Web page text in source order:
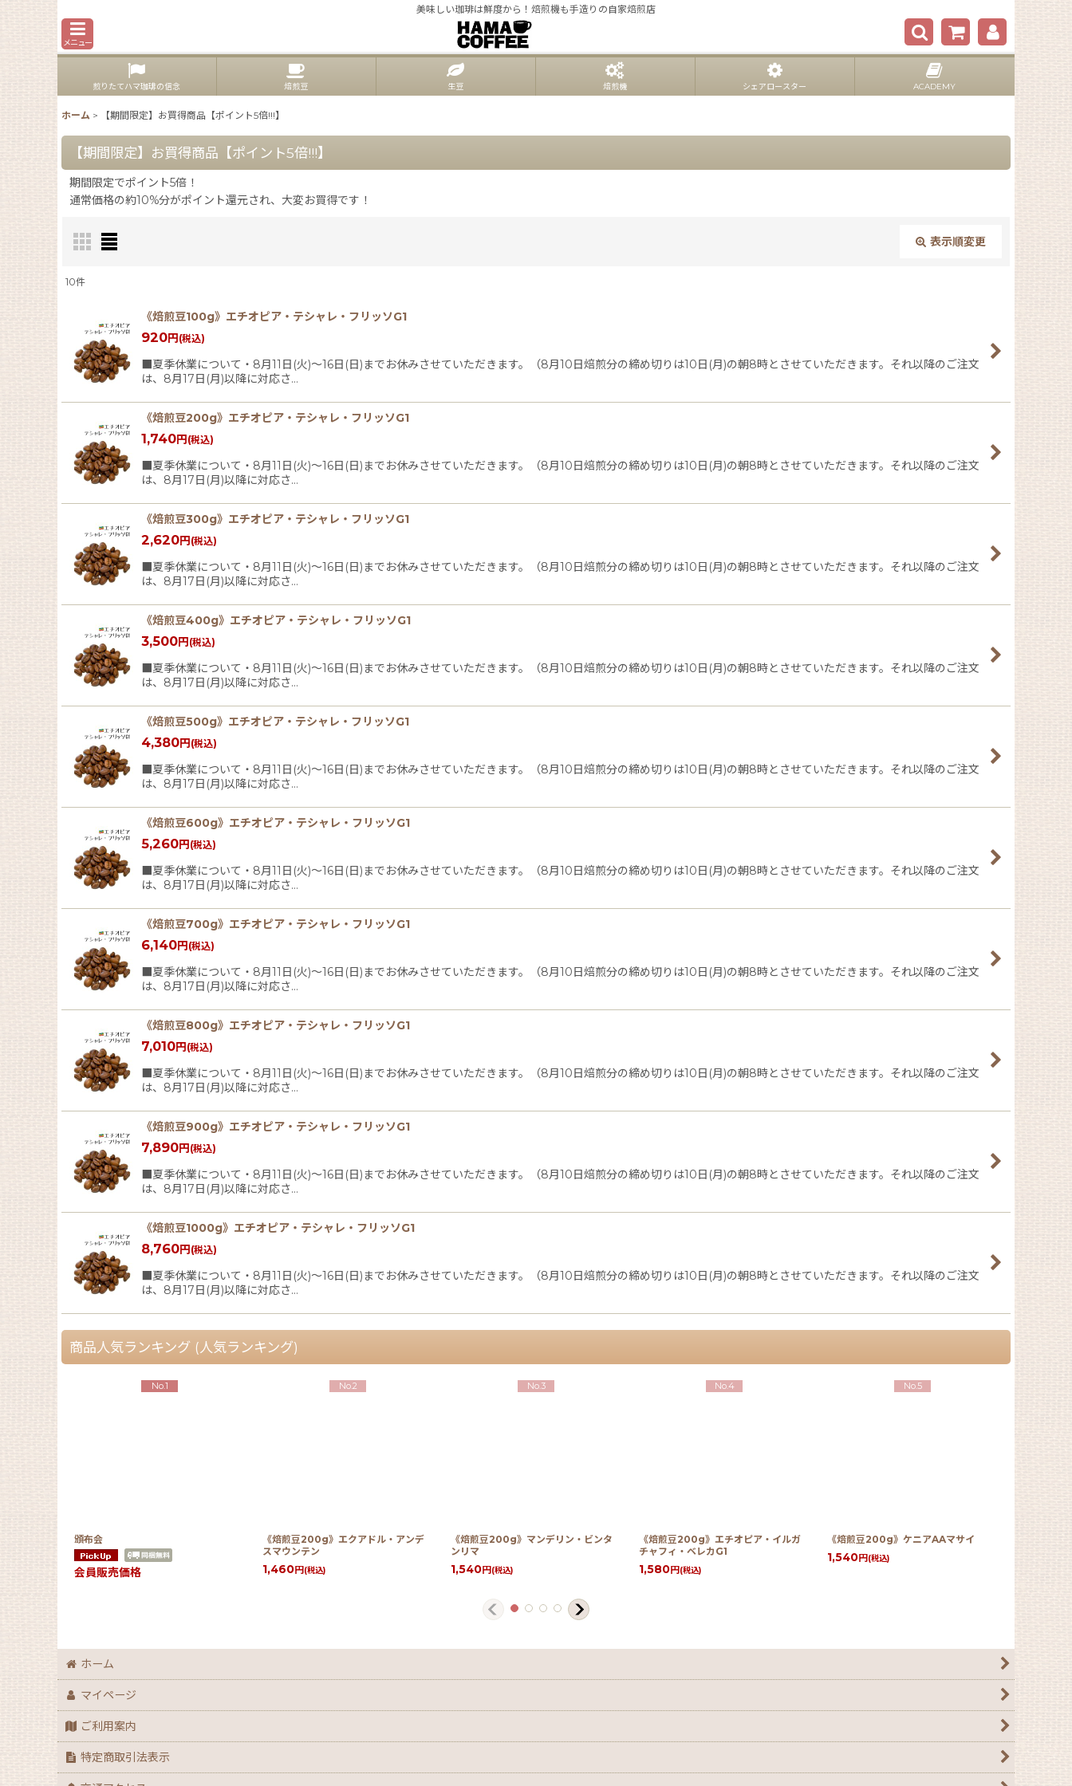
美味しい珈琲は鮮度から！焙煎機も手造りの自家焙煎店
メニュー
煎りたてハマ珈琲の信念 焙煎豆 生豆 焙煎機 シェアロースター ACADEMY
ホーム > 【期間限定】お買得商品【ポイント5倍!!!】
【期間限定】お買得商品【ポイント5倍!!!】
期間限定でポイント5倍！
通常価格の約10%分がポイント還元され、大変お買得です！
表示順変更
並び順:
絞り込む
10件
《焙煎豆100g》エチオピア・テシャレ・フリッソG1
920円 (税込)
■夏季休業について・8月11日(火)〜16日(日)までお休みさせていただきます。（8月10日焙煎分の締め切りは10日(月)の朝8時とさせていただきます。それ以降のご注文
は、8月17日(月)以降に対応さ…
《焙煎豆200g》エチオピア・テシャレ・フリッソG1
1,740円 (税込)
■夏季休業について・8月11日(火)〜16日(日)までお休みさせていただきます。（8月10日焙煎分の締め切りは10日(月)の朝8時とさせていただきます。それ以降のご注文
は、8月17日(月)以降に対応さ…
《焙煎豆300g》エチオピア・テシャレ・フリッソG1
2,620円 (税込)
■夏季休業について・8月11日(火)〜16日(日)までお休みさせていただきます。（8月10日焙煎分の締め切りは10日(月)の朝8時とさせていただきます。それ以降のご注文
は、8月17日(月)以降に対応さ…
《焙煎豆400g》エチオピア・テシャレ・フリッソG1
3,500円 (税込)
■夏季休業について・8月11日(火)〜16日(日)までお休みさせていただきます。（8月10日焙煎分の締め切りは10日(月)の朝8時とさせていただきます。それ以降のご注文
は、8月17日(月)以降に対応さ…
《焙煎豆500g》エチオピア・テシャレ・フリッソG1
4,380円 (税込)
■夏季休業について・8月11日(火)〜16日(日)までお休みさせていただきます。（8月10日焙煎分の締め切りは10日(月)の朝8時とさせていただきます。それ以降のご注文
は、8月17日(月)以降に対応さ…
《焙煎豆600g》エチオピア・テシャレ・フリッソG1
5,260円 (税込)
■夏季休業について・8月11日(火)〜16日(日)までお休みさせていただきます。（8月10日焙煎分の締め切りは10日(月)の朝8時とさせていただきます。それ以降のご注文
は、8月17日(月)以降に対応さ…
《焙煎豆700g》エチオピア・テシャレ・フリッソG1
6,140円 (税込)
■夏季休業について・8月11日(火)〜16日(日)までお休みさせていただきます。（8月10日焙煎分の締め切りは10日(月)の朝8時とさせていただきます。それ以降のご注文
は、8月17日(月)以降に対応さ…
《焙煎豆800g》エチオピア・テシャレ・フリッソG1
7,010円 (税込)
■夏季休業について・8月11日(火)〜16日(日)までお休みさせていただきます。（8月10日焙煎分の締め切りは10日(月)の朝8時とさせていただきます。それ以降のご注文
は、8月17日(月)以降に対応さ…
《焙煎豆900g》エチオピア・テシャレ・フリッソG1
7,890円 (税込)
■夏季休業について・8月11日(火)〜16日(日)までお休みさせていただきます。（8月10日焙煎分の締め切りは10日(月)の朝8時とさせていただきます。それ以降のご注文
は、8月17日(月)以降に対応さ…
《焙煎豆1000g》エチオピア・テシャレ・フリッソG1
8,760円 (税込)
■夏季休業について・8月11日(火)〜16日(日)までお休みさせていただきます。（8月10日焙煎分の締め切りは10日(月)の朝8時とさせていただきます。それ以降のご注文
は、8月17日(月)以降に対応さ…
商品人気ランキング (人気ランキング)
No.1
頒布会
会員販売価格
No.2
《焙煎豆200g》エクアドル・アンデ
スマウンテン
1,460円 (税込)
No.3
《焙煎豆200g》マンデリン・ビンタ
ンリマ
1,540円 (税込)
No.4
《焙煎豆200g》エチオピア・イルガ
チャフィ・ベレカG1
1,580円 (税込)
No.5
《焙煎豆200g》ケニアAAマサイ
1,540円 (税込) (税
ホーム
マイページ
ご利用案内
特定商取引法表示